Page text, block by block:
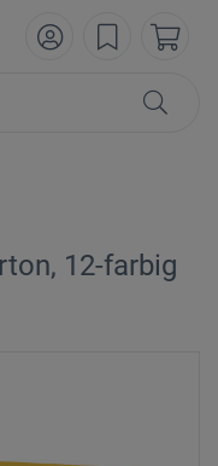
12-farbig